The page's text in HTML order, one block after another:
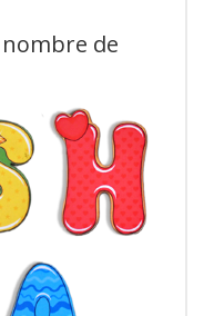
de